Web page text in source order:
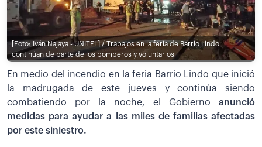
[Foto: Iván Najaya - UNITEL] / Trabajos en la feria de Barrio Lindo
continúan de parte de los bomberos y voluntarios
En medio del incendio en la feria Barrio Lindo que inició
la madrugada de este jueves y continúa siendo
combatiendo por la noche, el Gobierno anunció
medidas para ayudar a las miles de familias afectadas
por este siniestro.